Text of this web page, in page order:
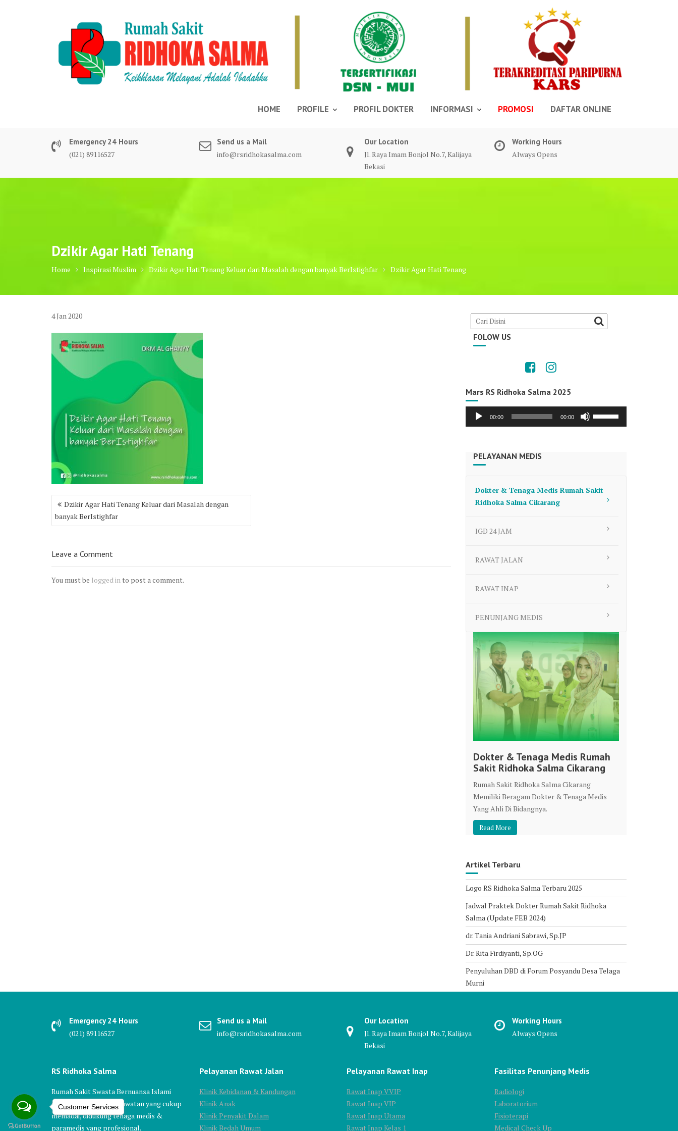
HOME PROFILE PROFIL DOKTER INFORMASI PROMOSI DAFTAR ONLINE
Emergency 24 Hours
(021) 89116527
Send us a Mail
info@rsridhokasalma.com
Our Location
Jl. Raya Imam Bonjol No.7, Kalijaya
Bekasi
Working Hours
Always Opens
Dzikir Agar Hati Tenang
Home Inspirasi Muslim Dzikir Agar Hati Tenang Keluar dari Masalah dengan banyak BerIstighfar Dzikir Agar Hati Tenang
4Jan 2020
Post
navigation
Dzikir Agar Hati Tenang Keluar dari Masalah dengan
banyak BerIstighfar
Leave a Comment
You must be logged in to post a comment.
FOLOW US
Mars RS Ridhoka Salma 2025
Audio
00:00 00:00
decrease
PELAYANAN MEDIS
Dokter & Tenaga Medis Rumah Sakit
Ridhoka Salma Cikarang
IGD 24 JAM
RAWAT JALAN
RAWAT INAP
PENUNJANG MEDIS
Dokter & Tenaga Medis Rumah
Sakit Ridhoka Salma Cikarang
Rumah Sakit Ridhoka Salma Cikarang
Memiliki Beragam Dokter & Tenaga Medis
Yang Ahli Di Bidangnya.
Read More
Artikel Terbaru
Logo RS Ridhoka Salma Terbaru 2025
Jadwal Praktek Dokter Rumah Sakit Ridhoka
Salma (Update FEB 2024)
dr. Tania Andriani Sabrawi, Sp.JP
Dr. Rita Firdiyanti, Sp.OG
Penyuluhan DBD di Forum Posyandu Desa Telaga
Murni
Emergency 24 Hours
(021) 89116527
Send us a Mail
info@rsridhokasalma.com
Our Location
Jl. Raya Imam Bonjol No.7, Kalijaya
Bekasi
Working Hours
Always Opens
RS Ridhoka Salma
Rumah Sakit Swasta Bernuansa Islami
dengan fasilitas & perawatan yang cukup
memadai, didukung tenaga medis &
paramedis yang profesional.
Pelayanan Rawat Jalan
Klinik Kebidanan & Kandungan
Klinik Anak
Klinik Penyakit Dalam
Klinik Bedah Umum
Pelayanan Rawat Inap
Rawat Inap VVIP
Rawat Inap VIP
Rawat Inap Utama
Rawat Inap Kelas 1
Fasilitas Penunjang Medis
Radiologi
Laboratorium
Fisioterapi
Medical Check Up
Customer Services